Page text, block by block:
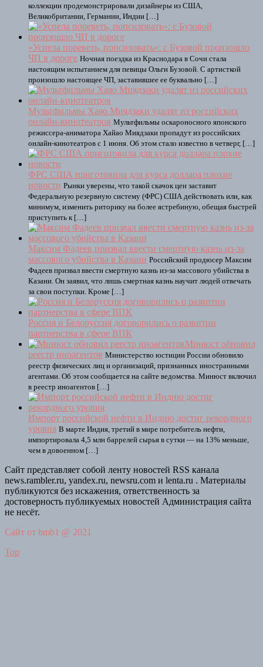
коллекции продемонстрировали дизайнеры из США,
Великобритании, Германии, Индии […]
«Успела пореветь, попсиховать»: с Бузовой произошло
ЧП в дороге Ночная поездка из Краснодара в Сочи стала
настоящим испытанием для певицы Ольги Бузовой. С артисткой
произошло настоящее ЧП, заставившее ее буквально […]
Мультфильмы Хаяо Миядзаки удалят из российских
онлайн-кинотеатров Мультфильмы оскароносного японского
режиссера-аниматора Хайао Миядзаки пропадут из российских
онлайн-кинотеатров с 1 июня. Об этом стало известно в четверг, […]
ФРС США приготовила для курса доллара плохие
новости Рынки уверены, что такой скачок цен заставит
Федеральную резервную систему (ФРС) США действовать или, как
минимум, изменить риторику на более ястребиную, обещая быстрей
приступить к […]
Максим Фадеев призвал ввести смертную казнь из-за
массового убийства в Казани Российский продюсер Максим
Фадеев призвал ввести смертную казнь из-за массового убийства в
Казани. Он заявил, что лишь смертная казнь научит людей отвечать
за свои поступки. Кроме […]
Россия и Белоруссия договорились о развитии
партнерства в сфере ВПК
Минюст обновил
реестр иноагентов Министерство юстиции России обновило
реестр физических лиц и организаций, признанных иностранными
агентами. Об этом сообщается на сайте ведомства. Минюст включил
в реестр иноагентов […]
Импорт российской нефти в Индию достиг рекордного
уровня В марте Индия, третий в мире потребитель нефти,
импортировала 4,5 млн баррелей сырья в сутки — на 13% меньше,
чем в довоенном […]
Сайт представляет собой ленту новостей RSS канала
news.rambler.ru, yandex.ru, newsru.com и lenta.ru . Материалы
публикуются без искажения, ответственность за
достоверность публикуемых новостей Администрация сайта
не несёт.
Сайт от bmb1 @ 2021
Top